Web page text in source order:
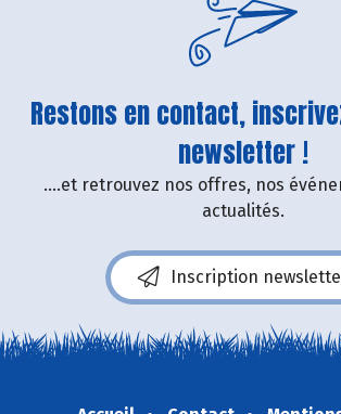
Restons en contact,
newsletter !
....et retrouvez nos offres, nos
actualités.
Inscription